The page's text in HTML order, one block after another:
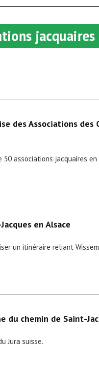
des Associations des
associations jacquaires en
en Alsace
un itinéraire reliant
du chemin de Saint-
Jura suisse.